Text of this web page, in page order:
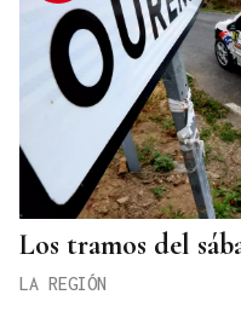
Los tramos del
LA REGIÓN